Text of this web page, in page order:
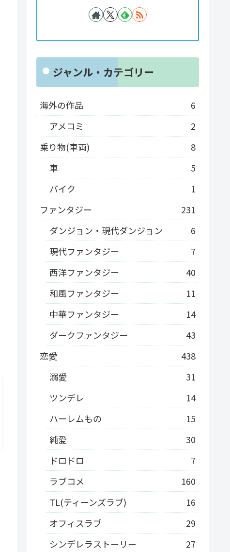
ジャンル・カテゴリー
海外の作品
6
アメコミ
2
乗り物(車両)
8
車
5
バイク
1
ファンタジー
231
ダンジョン・現代ダンジョン
6
現代ファンタジー
7
西洋ファンタジー
40
和風ファンタジー
11
中華ファンタジー
14
ダークファンタジー
43
恋愛
438
溺愛
31
ツンデレ
14
ハーレムもの
15
純愛
30
ドロドロ
7
ラブコメ
160
TL(ティーンズラブ)
16
オフィスラブ
29
シンデレラストーリー
27